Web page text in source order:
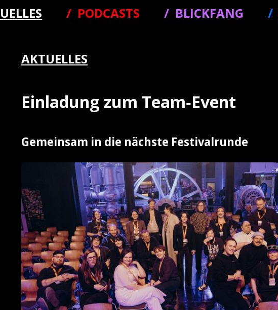
PODCASTS BLICKFANG
AKTUELLES
Einladung zum Team‑Event
Gemeinsam in die nächste Festivalrunde